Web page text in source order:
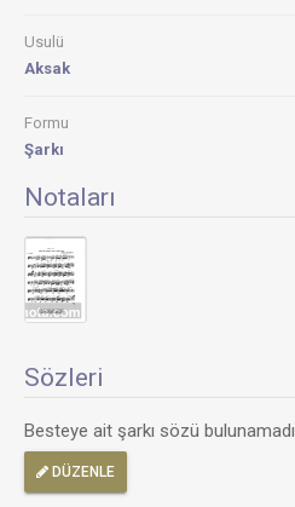
Usulü
Aksak
Formu
Şarkı
Notaları
Sözleri
Besteye ait şarkı sözü bulunamadı
DÜZENLE